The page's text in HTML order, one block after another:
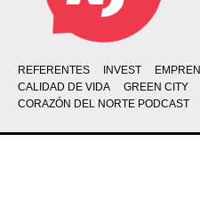
REFERENTES INVEST
CALIDAD DE VIDA
GREEN CITY
CORAZÓN DEL NORTE PODCAST